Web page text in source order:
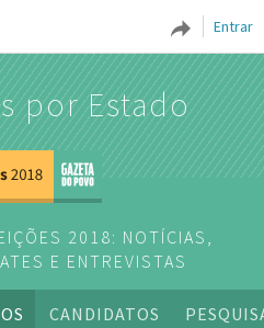
Entrar
por Estado
2018: NOTÍCIAS,
E ENTREVISTAS
CANDIDATOS